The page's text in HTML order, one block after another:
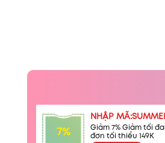
7%
NHẬP
Giảm 7% Giảm tối đa
đơn tối thiểu 149K